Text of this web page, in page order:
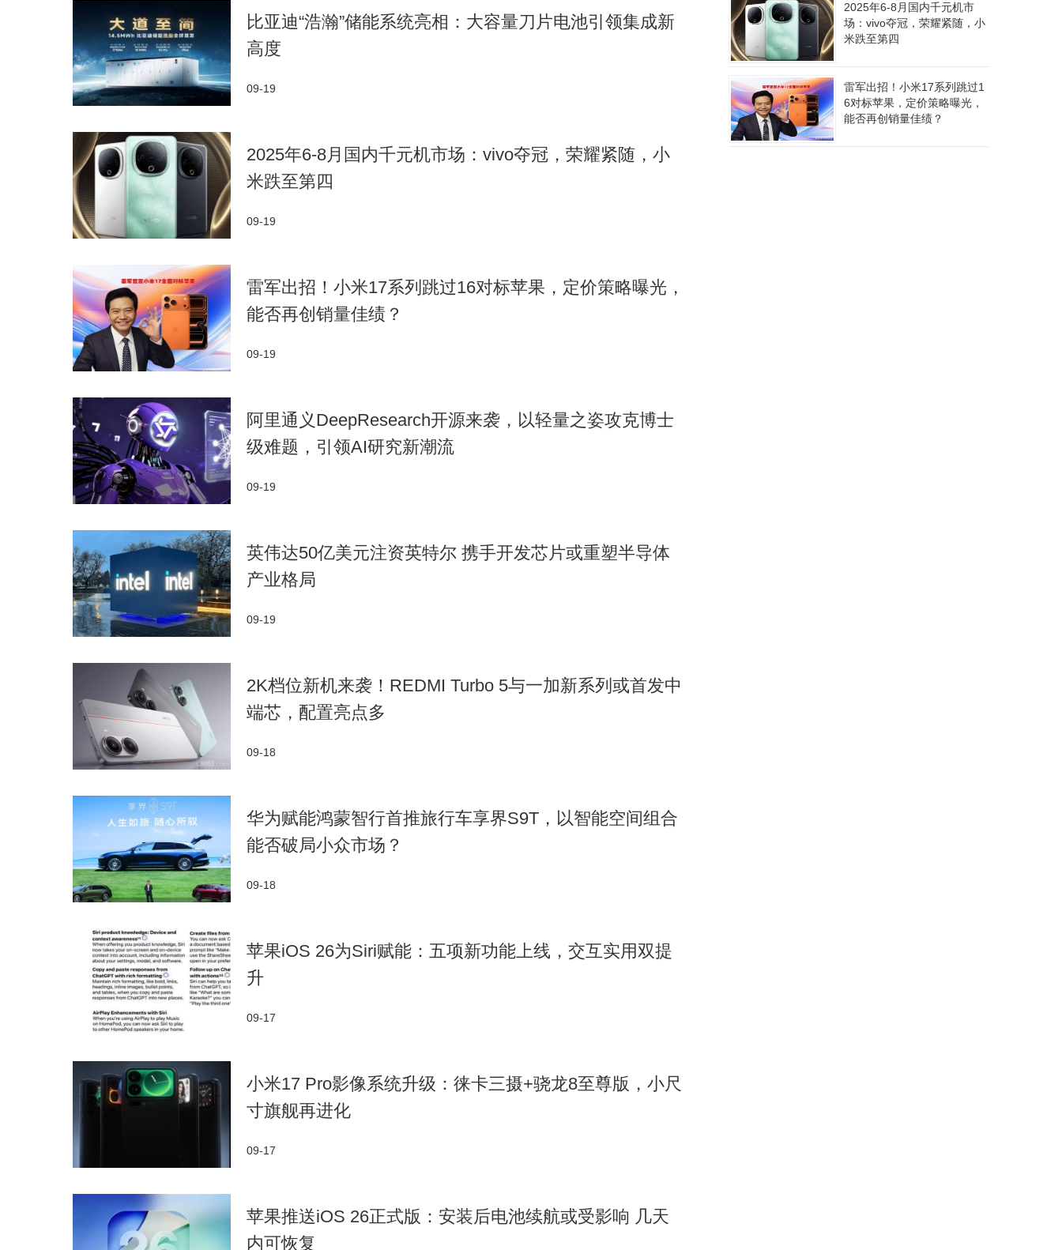
比亚迪“浩瀚”储能系统亮相：大容量刀片电池引领集成新
高度
09-19
2025年6-8月国内千元机市场：vivo夺冠，荣耀紧随，小
米跌至第四
09-19
雷军出招！小米17系列跳过16对标苹果，定价策略曝光，
能否再创销量佳绩？
09-19
阿里通义DeepResearch开源来袭，以轻量之姿攻克博士
级难题，引领AI研究新潮流
09-19
​英伟达50亿美元注资英特尔 携手开发芯片或重塑半导体
产业格局​
09-19
​2K档位新机来袭！REDMI Turbo 5与一加新系列或首发中
端芯，配置亮点多​
09-18
华为赋能鸿蒙智行首推旅行车享界S9T，以智能空间组合
能否破局小众市场？
09-18
苹果iOS 26为Siri赋能：五项新功能上线，交互实用双提
升
09-17
小米17 Pro影像系统升级：徕卡三摄+骁龙8至尊版，小尺
寸旗舰再进化
09-17
苹果推送iOS 26正式版：安装后电池续航或受影响 几天
内可恢复
2025年6-8月国内千元机市
场：vivo夺冠，荣耀紧随，小
米跌至第四
雷军出招！小米17系列跳过1
6对标苹果，定价策略曝光，
能否再创销量佳绩？